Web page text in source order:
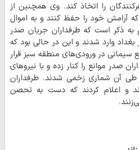
را اتخاذ کند. وی همچنین از
آرامش خود را حفظ کنند و به اموال
به ذکر است که طرفداران جریان صدر
وارد شدند و این در حالی بود که
در ورودی‌های منطقه سبز قرار
صدر موانع را کنار زده و با نیروهای
طی آن شماری زخمی شدند. طرفداران
و اعلام کردند که دست به تحصن